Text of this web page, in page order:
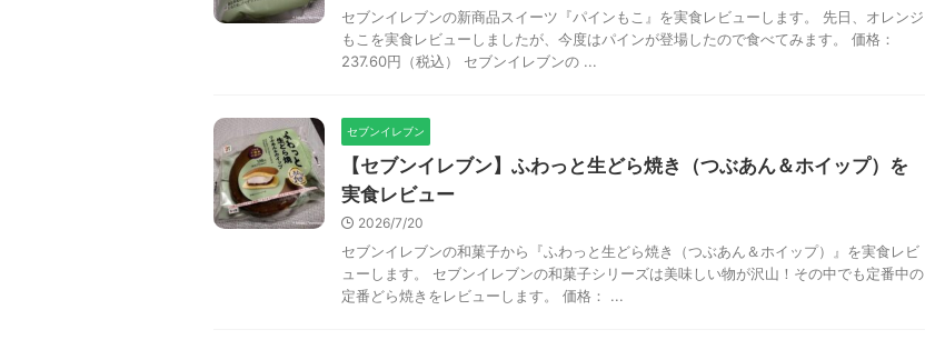
セブンイレブンの新商品スイーツ『パインもこ』を実食レビューします。 先日、オレンジ
もこを実食レビューしましたが、今度はパインが登場したので食べてみます。 価格：
237.60円（税込） セブンイレブンの ...
セブンイレブン
【セブンイレブン】ふわっと生どら焼き（つぶあん＆ホイップ）を
実食レビュー
2026/7/20
セブンイレブンの和菓子から『ふわっと生どら焼き（つぶあん＆ホイップ）』を実食レビ
ューします。 セブンイレブンの和菓子シリーズは美味しい物が沢山！その中でも定番中の
定番どら焼きをレビューします。 価格： ...